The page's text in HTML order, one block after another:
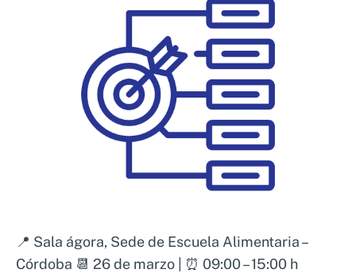
📍 Sala ágora, Sede de Escuela Alimentaria –
Córdoba 📆 26 de marzo | ⏰ 09:00 – 15:00 h